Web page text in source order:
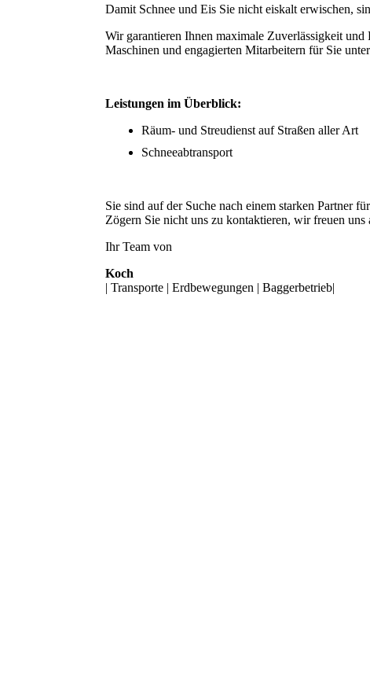
Damit Schnee und Eis Sie nicht eiskalt erwischen,
Wir garantieren Ihnen maximale Zuverlässigkeit
Maschinen und engagierten Mitarbeitern für Sie
Leistungen im Überblick:
Räum- und Streudienst auf Straßen aller Art
Schneeabtransport
Sie sind auf der Suche nach einem starken Partner
Zögern Sie nicht uns zu kontaktieren, wir freuen uns
Ihr Team von
Koch
| Transporte | Erdbewegungen | Baggerbetrieb|